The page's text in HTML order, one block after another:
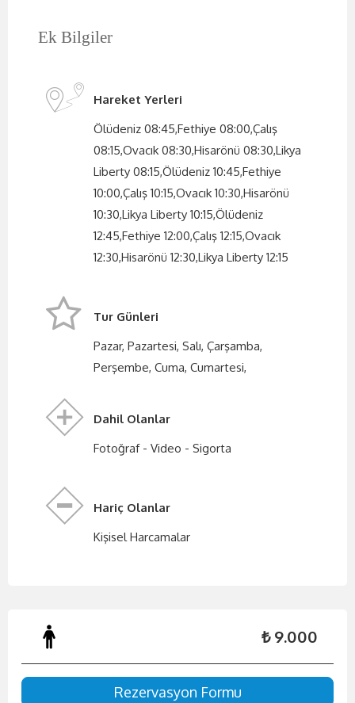
Ek Bilgiler
Hareket Yerleri
Ölüdeniz 08:45,Fethiye 08:00,Çalış
08:15,Ovacık 08:30,Hisarönü 08:30,Likya
Liberty 08:15,Ölüdeniz 10:45,Fethiye
10:00,Çalış 10:15,Ovacık 10:30,Hisarönü
10:30,Likya Liberty 10:15,Ölüdeniz
12:45,Fethiye 12:00,Çalış 12:15,Ovacık
12:30,Hisarönü 12:30,Likya Liberty 12:15
Tur Günleri
Pazar, Pazartesi, Salı, Çarşamba,
Perşembe, Cuma, Cumartesi,
Dahil Olanlar
Fotoğraf - Video - Sigorta
Hariç Olanlar
Kişisel Harcamalar
₺ 9.000
Rezervasyon Formu